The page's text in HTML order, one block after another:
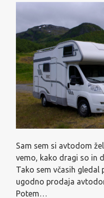
Sam sem si avtodom
vemo, kako dragi so in
Tako sem včasih gledal
ugodno prodaja
Potem…